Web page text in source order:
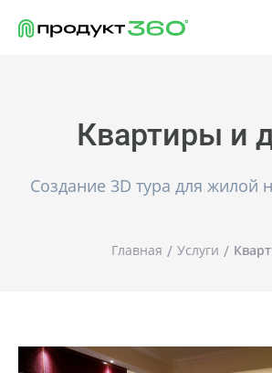
Квартиры и
Создание 3D тура для жилой
Главная Услуги